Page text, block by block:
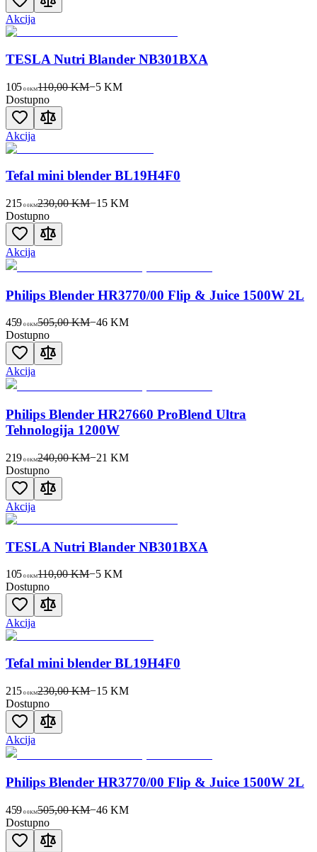
Akcija
TESLA Nutri Blander NB301BXA
105 00KM110,00 KM−5 KM
Dostupno
Akcija
Tefal mini blender BL19H4F0
215 00KM230,00 KM−15 KM
Dostupno
Akcija
Philips Blender HR3770/00 Flip & Juice 1500W 2L
459 00KM505,00 KM−46 KM
Dostupno
Akcija
Philips Blender HR27660 ProBlend Ultra
Tehnologija 1200W
219 00KM240,00 KM−21 KM
Dostupno
Akcija
TESLA Nutri Blander NB301BXA
105 00KM110,00 KM−5 KM
Dostupno
Akcija
Tefal mini blender BL19H4F0
215 00KM230,00 KM−15 KM
Dostupno
Akcija
Philips Blender HR3770/00 Flip & Juice 1500W 2L
459 00KM505,00 KM−46 KM
Dostupno